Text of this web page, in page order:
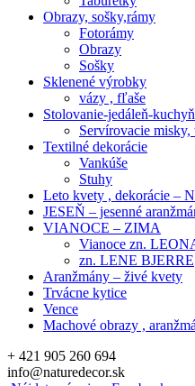
Obrazy, sošky,rámy
Fotorámy
Obrazy
Sošky
Sklenené výrobky
vázy , fľaše
Stolovanie-jedáleň-
Servírovacie misky,
Textilné dekorácie
Vankúše
Stuhy
Leto kvety , dekorácie –
JESEŇ – jesenné
VIANOCE – ZIMA
Vianoce zn.
zn. LENE BJERRE
Aranžmány – živé kvety
Trvácne kytice
Vence
Machové obrazy ,
+ 421 905 260 694
info@naturedecor.sk